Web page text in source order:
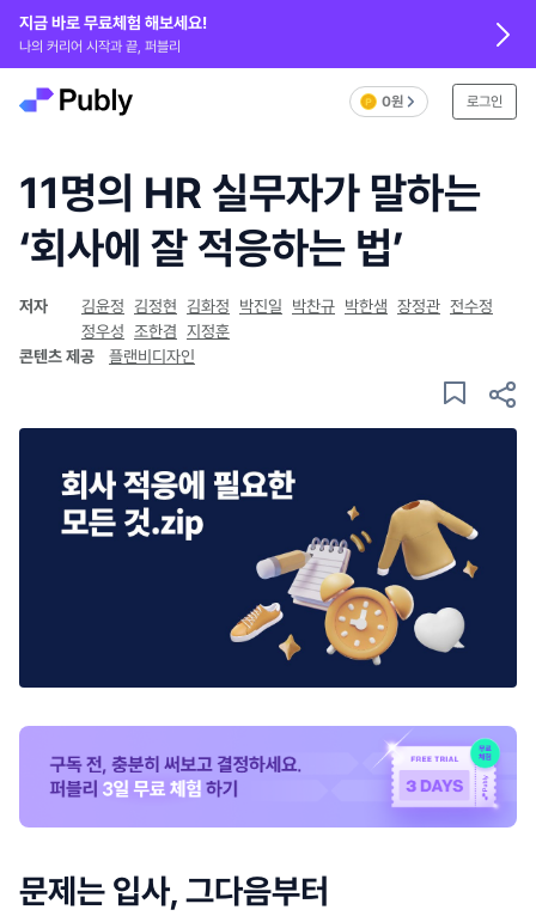
지금 바로 무료체험 해보세요!
나의 커리어 시작과 끝, 퍼블리
0원 로그인
11명의 HR 실무자가 말하는
‘회사에 잘 적응하는 법’
저자 김윤정 김정현 김화정 박진일 박찬규 박한샘 장정관 전수정
정우성 조한겸 지정훈
콘텐츠 제공
플랜비디자인
문제는 입사, 그다음부터